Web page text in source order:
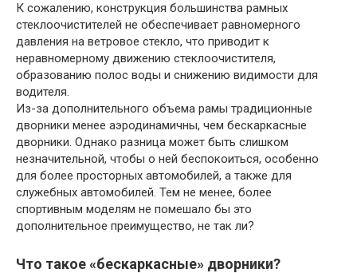
К сожалению, конструкция большинства рамных
стеклоочистителей не обеспечивает равномерного
давления на ветровое стекло, что приводит к
неравномерному движению стеклоочистителя,
образованию полос воды и снижению видимости для
водителя.
Из-за дополнительного объема рамы традиционные
дворники менее аэродинамичны, чем бескаркасные
дворники. Однако разница может быть слишком
незначительной, чтобы о ней беспокоиться, особенно
для более просторных автомобилей, а также для
служебных автомобилей. Тем не менее, более
спортивным моделям не помешало бы это
дополнительное преимущество, не так ли?
Что такое «бескаркасные» дворники?